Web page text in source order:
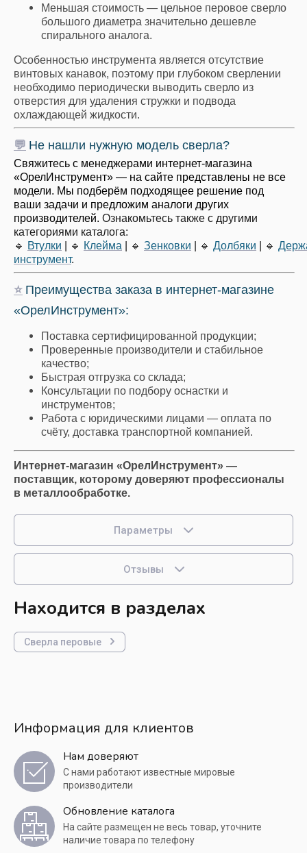
Меньшая стоимость — цельное перовое сверло
большого диаметра значительно дешевле
спирального аналога.
Особенностью инструмента является отсутствие
винтовых канавок, поэтому при глубоком сверлении
необходимо периодически выводить сверло из
отверстия для удаления стружки и подвода
охлаждающей жидкости.
💬 Не нашли нужную модель сверла?
Свяжитесь с менеджерами интернет-магазина
«ОрелИнструмент» — на сайте представлены не все
модели. Мы подберём подходящее решение под
ваши задачи и предложим аналоги других
производителей. Ознакомьтесь также с другими
категориями каталога:
🔹 Втулки 🔹 Клейма 🔹 Зенковки 🔹 Долбяки 🔹
инструмент.
⭐ Преимущества заказа в интернет-магазине
«ОрелИнструмент»:
Поставка сертифицированной продукции;
Проверенные производители и стабильное
качество;
Быстрая отгрузка со склада;
Консультации по подбору оснастки и
инструментов;
Работа с юридическими лицами — оплата по
счёту, доставка транспортной компанией.
Интернет-магазин «ОрелИнструмент» —
поставщик, которому доверяют профессионалы
в металлообработке.
Параметры
Отзывы
Находится в разделах
Сверла перовые
Информация для клиентов
Нам доверяют
С нами работают известные мировые
производители
Обновление каталога
На сайте размещен не весь товар, уточните
наличие товара по телефону